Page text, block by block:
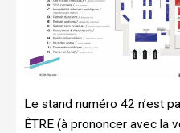
Le stand numéro 42 n’est
ÊTRE (à prononcer avec la